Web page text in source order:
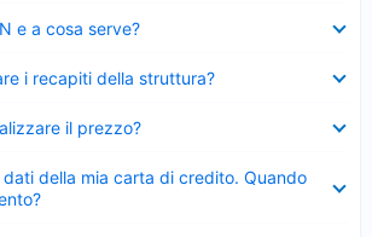
e a cosa serve?
i recapiti della struttura?
il prezzo?
della mia carta di credito. Quando